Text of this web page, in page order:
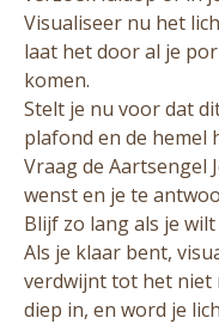
Visualiseer nu het
laat het door al je
komen.
Stelt je nu voor dat
plafond en de hemel
Vraag de Aartsengel
wenst en je te
Blijf zo lang als je
Als je klaar bent,
verdwijnt tot het niet
diep in, en word je